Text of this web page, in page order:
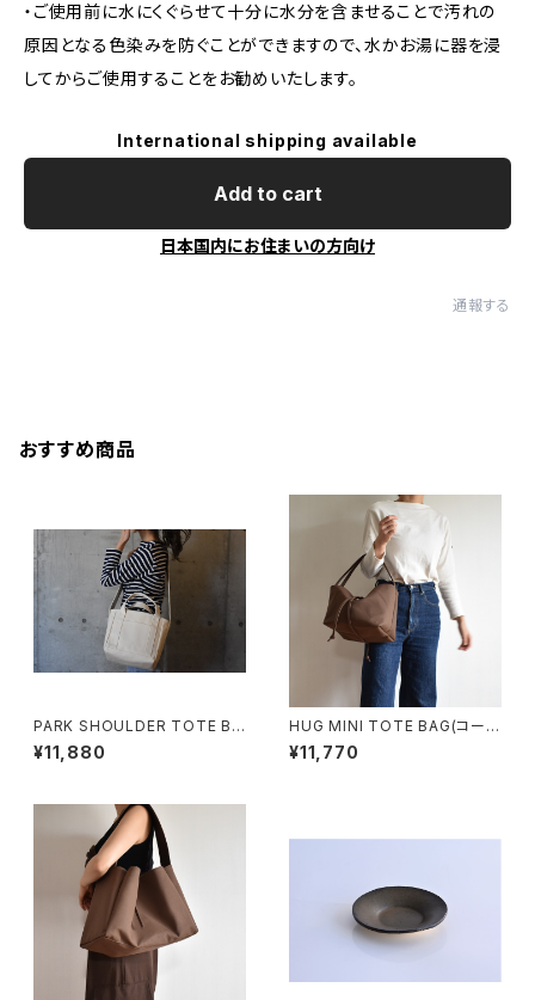
・ご使用前に水にくぐらせて十分に水分を含ませることで汚れの
原因となる色染みを防ぐことができますので、水かお湯に器を浸
してからご使用することをお勧めいたします。
International shipping available
Add to cart
日本国内にお住まいの方向け
通報する
おすすめ商品
PARK SHOULDER TOTE BA
G (キナリ)
¥11,880
HUG MINI TOTE BAG(コーヒ
ー/ブラウン)
¥11,770